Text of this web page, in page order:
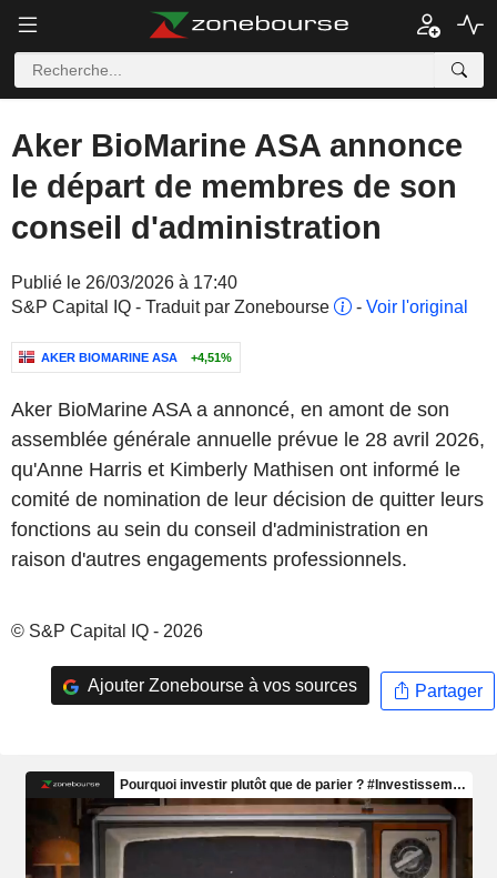
Aker BioMarine ASA annonce
le départ de membres de son
conseil d'administration
Publié le 26/03/2026 à 17:40
S&P Capital IQ - Traduit par Zonebourse
- Voir l'original
AKER BIOMARINE ASA +4,51%
Aker BioMarine ASA a annoncé, en amont de son
assemblée générale annuelle prévue le 28 avril 2026,
qu'Anne Harris et Kimberly Mathisen ont informé le
comité de nomination de leur décision de quitter leurs
fonctions au sein du conseil d'administration en
raison d'autres engagements professionnels.
© S&P Capital IQ - 2026
Ajouter Zonebourse à vos sources Partager